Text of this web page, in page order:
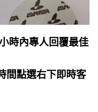
時內專人回覆最佳
間點選右下即時客